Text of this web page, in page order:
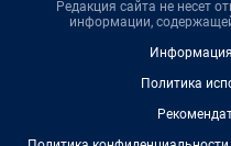
Редакция сайта не несет
информации,
Политика